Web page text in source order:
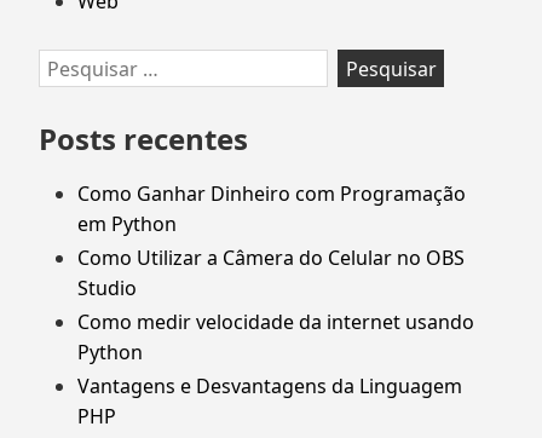
Pesquisar
por:
Posts recentes
Como Ganhar Dinheiro com Programação
em Python
Como Utilizar a Câmera do Celular no OBS
Studio
Como medir velocidade da internet usando
Python
Vantagens e Desvantagens da Linguagem
PHP